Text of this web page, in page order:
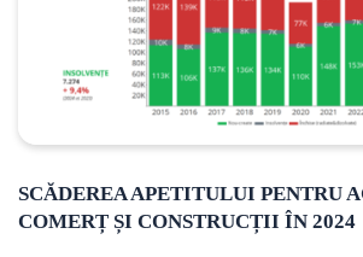
SCĂDEREA APETITULUI PENTRU
COMERȚ ȘI CONSTRUCȚII ÎN 2024